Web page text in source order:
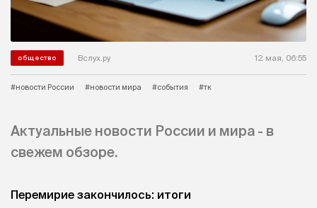
общество Вслух.ру 12 мая, 06:55
#новости России #новости мира #события #тк
Актуальные новости России и мира - в
свежем обзоре.
Перемирие закончилось: итоги